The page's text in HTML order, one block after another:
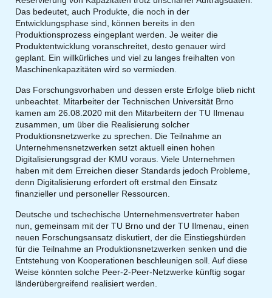
Das bedeutet, auch Produkte, die noch in der
Entwicklungsphase sind, können bereits in den
Produktionsprozess eingeplant werden. Je weiter die
Produktentwicklung voranschreitet, desto genauer wird
geplant. Ein willkürliches und viel zu langes freihalten von
Maschinenkapazitäten wird so vermieden.
Das Forschungsvorhaben und dessen erste Erfolge blieb nicht
unbeachtet. Mitarbeiter der Technischen Universität Brno
kamen am 26.08.2020 mit den Mitarbeitern der TU Ilmenau
zusammen, um über die Realisierung solcher
Produktionsnetzwerke zu sprechen. Die Teilnahme an
Unternehmensnetzwerken setzt aktuell einen hohen
Digitalisierungsgrad der KMU voraus. Viele Unternehmen
haben mit dem Erreichen dieser Standards jedoch Probleme,
denn Digitalisierung erfordert oft erstmal den Einsatz
finanzieller und personeller Ressourcen.
Deutsche und tschechische Unternehmensvertreter haben
nun, gemeinsam mit der TU Brno und der TU Ilmenau, einen
neuen Forschungsansatz diskutiert, der die Einstiegshürden
für die Teilnahme an Produktionsnetzwerken senken und die
Entstehung von Kooperationen beschleunigen soll. Auf diese
Weise könnten solche Peer-2-Peer-Netzwerke künftig sogar
länderübergreifend realisiert werden.